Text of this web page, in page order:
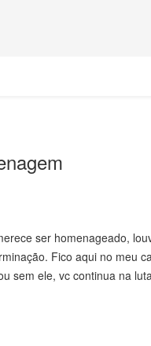
ser homenageado,
Fico aqui no meu
sem ele, vc continua na